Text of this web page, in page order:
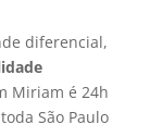
diferencial,
Miriam é 24h
São Paulo